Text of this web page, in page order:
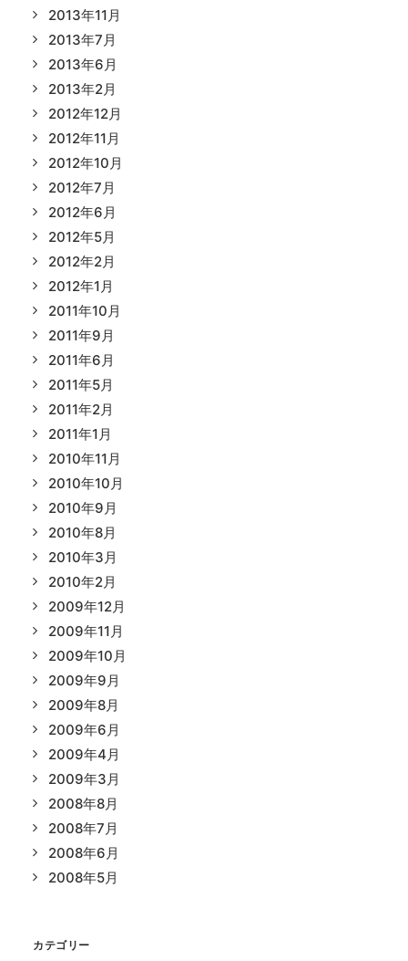
2013年11月
2013年7月
2013年6月
2013年2月
2012年12月
2012年11月
2012年10月
2012年7月
2012年6月
2012年5月
2012年2月
2012年1月
2011年10月
2011年9月
2011年6月
2011年5月
2011年2月
2011年1月
2010年11月
2010年10月
2010年9月
2010年8月
2010年3月
2010年2月
2009年12月
2009年11月
2009年10月
2009年9月
2009年8月
2009年6月
2009年4月
2009年3月
2008年8月
2008年7月
2008年6月
2008年5月
カテゴリー